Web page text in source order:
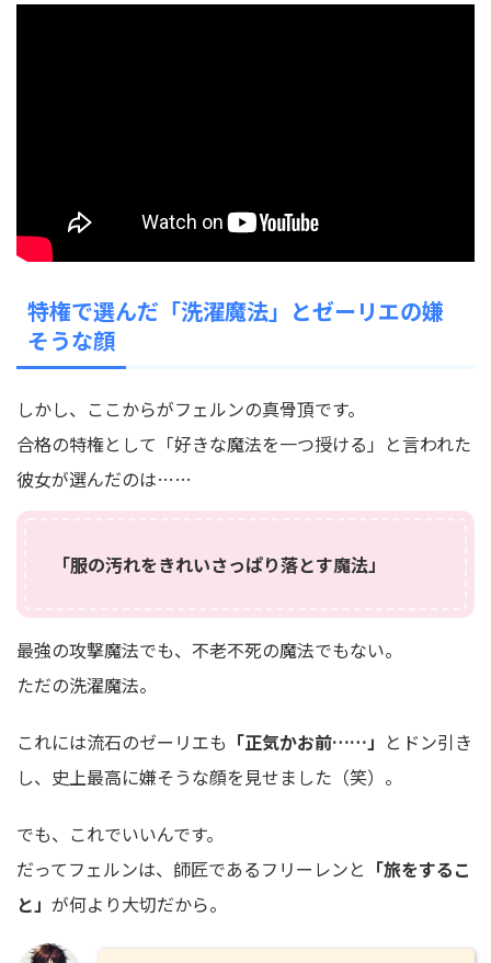
特権で選んだ「洗濯魔法」とゼーリエの嫌
そうな顔
しかし、ここからがフェルンの真骨頂です。
合格の特権として「好きな魔法を一つ授ける」と言われた
彼女が選んだのは……
「服の汚れをきれいさっぱり落とす魔法」
最強の攻撃魔法でも、不老不死の魔法でもない。
ただの洗濯魔法。
これには流石のゼーリエも 「正気かお前……」 とドン引き
し、史上最高に嫌そうな顔を見せました（笑）。
でも、これでいいんです。
だってフェルンは、師匠であるフリーレンと 「旅をするこ
と」 が何より大切だから。